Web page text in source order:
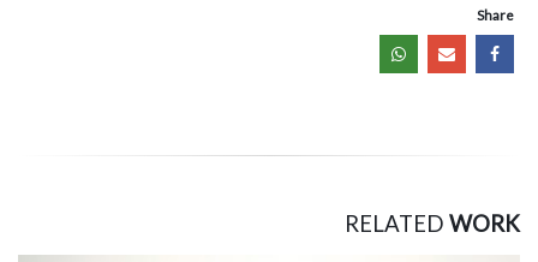
Share
RELATED WORK